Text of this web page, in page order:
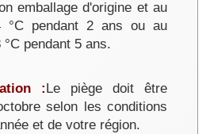
emballage d'origine et au
°C pendant 2 ans ou au
pendant 5 ans.
:Le piège doit être
selon les conditions
et de votre région.